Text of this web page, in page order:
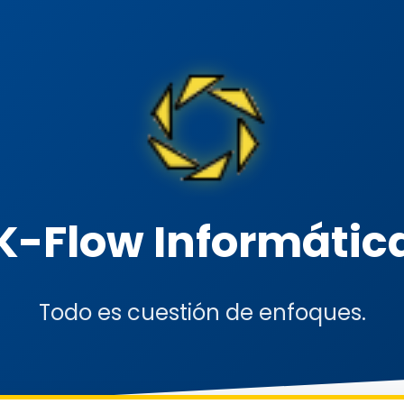
Flow
Todo es cuestión de enfoques.